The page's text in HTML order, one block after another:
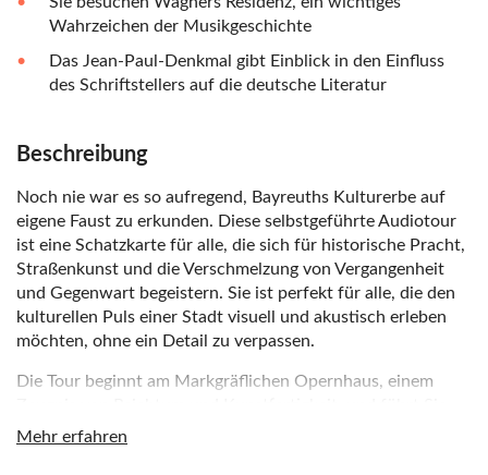
Wahrzeichen der Musikgeschichte
Das Jean-Paul-Denkmal gibt Einblick in den Einfluss
des Schriftstellers auf die deutsche Literatur
Beschreibung
Noch nie war es so aufregend, Bayreuths Kulturerbe auf
eigene Faust zu erkunden. Diese selbstgeführte Audiotour
ist eine Schatzkarte für alle, die sich für historische Pracht,
Straßenkunst und die Verschmelzung von Vergangenheit
und Gegenwart begeistern. Sie ist perfekt für alle, die den
kulturellen Puls einer Stadt visuell und akustisch erleben
möchten, ohne ein Detail zu verpassen.
Die Tour beginnt am Markgräflichen Opernhaus, einem
anschließend zum beschaulichen Menzelbrunnen. Sie führt
Mehr erfahren